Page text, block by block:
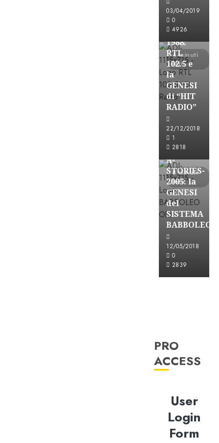
03/04/2019
0
4926
4 minuti
letti
FREE
A-
STORIES-
1988:
RTL
102.5 e
la
GENESI
di “HIT
RADIO”
22/12/2018
1
2818
8 minuti
letti
Formazione
FREE
A-
STORIES-
2005: la
GENESI
del
SISTEMA
BABBOLEO
12/05/2018
0
2839
PRO
ACCESS
User
Login
Form